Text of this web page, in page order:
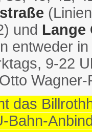
und Lange
entweder
9-22
das
Bahn-